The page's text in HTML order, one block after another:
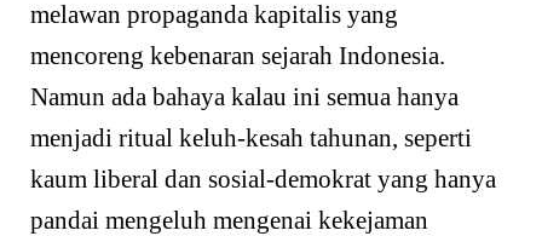
melawan propaganda kapitalis yang
mencoreng kebenaran sejarah Indonesia.
Namun ada bahaya kalau ini semua hanya
menjadi ritual keluh-kesah tahunan, seperti
kaum liberal dan sosial-demokrat yang hanya
pandai mengeluh mengenai kekejaman